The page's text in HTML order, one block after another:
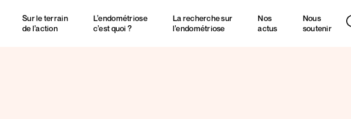
Sur le terrain
de l’action
L’endométriose
c’est quoi ?
La recherche sur
l’endométriose
Nos
actus
Nous
soutenir